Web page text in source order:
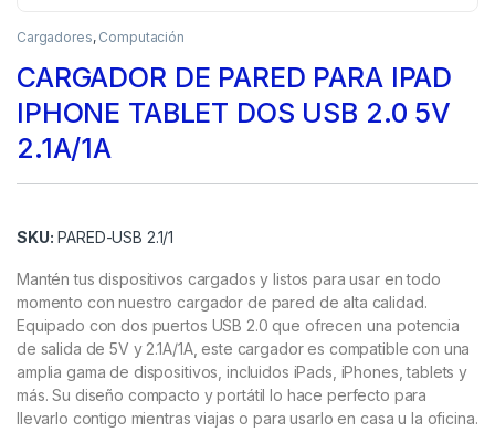
Cargadores, Computación
CARGADOR DE PARED PARA IPAD
IPHONE TABLET DOS USB 2.0 5V
2.1A/1A
SKU: PARED-USB 2.1/1
Mantén tus dispositivos cargados y listos para usar en todo
momento con nuestro cargador de pared de alta calidad.
Equipado con dos puertos USB 2.0 que ofrecen una potencia
de salida de 5V y 2.1A/1A, este cargador es compatible con una
amplia gama de dispositivos, incluidos iPads, iPhones, tablets y
más. Su diseño compacto y portátil lo hace perfecto para
llevarlo contigo mientras viajas o para usarlo en casa u la oficina.